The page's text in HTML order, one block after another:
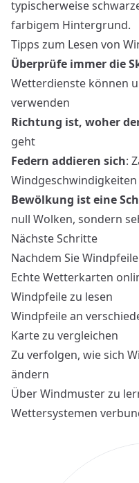
typischerweise
farbigem Hintergrund.
Tipps zum Lesen von
Überprüfe immer die
Wetterdienste können
verwenden
Richtung ist, woher
geht
Federn addieren sich:
Windgeschwindigkeiten
Bewölkung ist eine
null Wolken, sondern
Nächste Schritte
Nachdem Sie
Echte Wetterkarten
Windpfeile zu lesen
Windpfeile an
Karte zu vergleichen
Zu verfolgen, wie sich
ändern
Über Windmuster zu
Wettersystemen